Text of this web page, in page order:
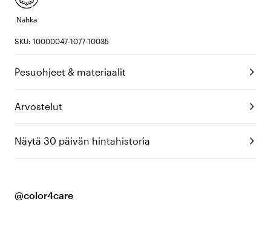
Nahka
SKU: 10000047-1077-10035
Pesuohjeet & materiaalit
Arvostelut
Näytä 30 päivän hintahistoria
@color4care